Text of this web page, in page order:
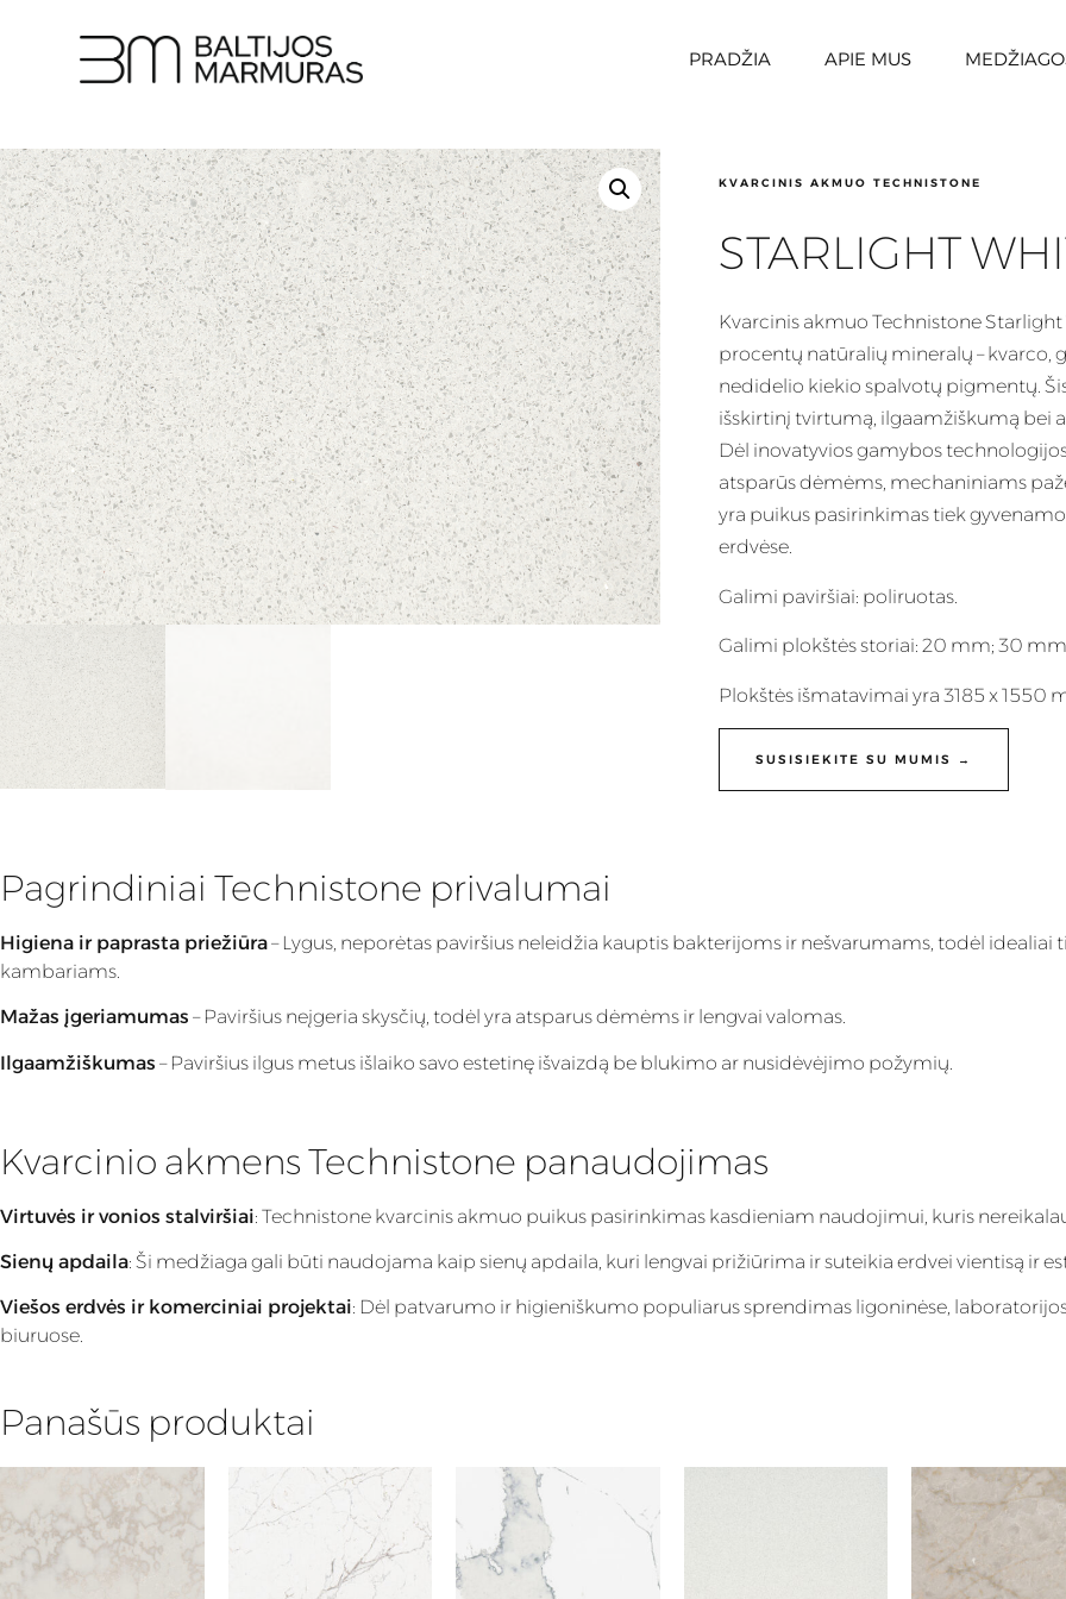
PRADŽIA APIE MUS
KVARCINIS AKMUO TECHNISTONE
STARLIGHT
Kvarcinis akmuo Technistone Starlight
procentų natūralių mineralų – kvarco,
nedidelio kiekio spalvotų pigmentų.
išskirtinį tvirtumą, ilgaamžiškumą bei
Dėl inovatyvios gamybos
atsparūs dėmėms, mechaniniams
yra puikus pasirinkimas tiek
erdvėse.
Galimi paviršiai: poliruotas.
Galimi plokštės storiai: 20 mm; 30
Plokštės išmatavimai yra 3185 x 1550
SUSISIEKITE SU MUMIS →
Pagrindiniai Technistone privalumai
Higiena ir paprasta priežiūra– Lygus, neporėtas paviršius neleidžia kauptis bakterijoms ir nešvarumams, todėl idealiai
kambariams.
Mažas įgeriamumas – Paviršius neįgeria skysčių, todėl yra atsparus dėmėms ir lengvai valomas.
Ilgaamžiškumas – Paviršius ilgus metus išlaiko savo estetinę išvaizdą be blukimo ar nusidėvėjimo požymių.
Kvarcinio akmens Technistone panaudojimas
Virtuvės ir vonios stalviršiai: Technistone kvarcinis akmuo puikus pasirinkimas kasdieniam naudojimui, kuris
Sienų apdaila: Ši medžiaga gali būti naudojama kaip sienų apdaila, kuri lengvai prižiūrima ir suteikia erdvei vientisą ir
Viešos erdvės ir komerciniai projektai: Dėl patvarumo ir higieniškumo populiarus sprendimas ligoninėse,
biuruose.
Panašūs produktai